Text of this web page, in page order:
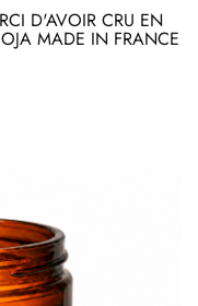
D'AVOIR CRU EN
MADE IN FRANCE